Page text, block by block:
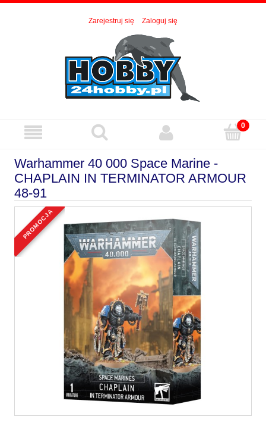
Zarejestruj się Zaloguj się
Warhammer 40 000 Space Marine -
CHAPLAIN IN TERMINATOR ARMOUR
48-91
promocja